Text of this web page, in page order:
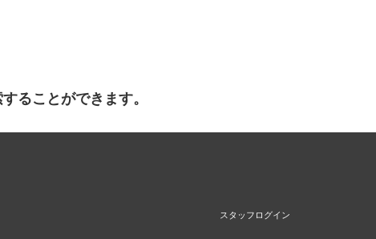
ることができます。
スタッフログイン